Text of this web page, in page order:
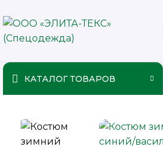
КАТАЛОГ ТОВАРОВ